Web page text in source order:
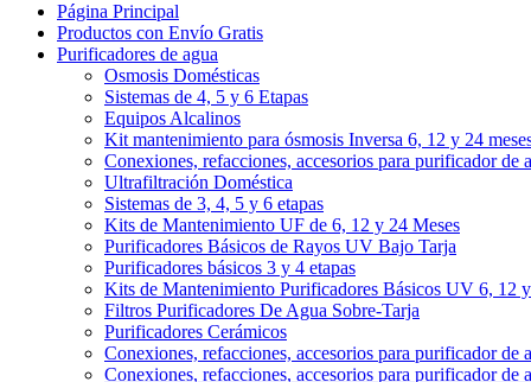
Página Principal
Productos con Envío Gratis
Purificadores de agua
Osmosis Domésticas
Sistemas de 4, 5 y 6 Etapas
Equipos Alcalinos
Kit mantenimiento para ósmosis Inversa 6, 12 y 24
Conexiones, refacciones, accesorios para purificador de
Ultrafiltración Doméstica
Sistemas de 3, 4, 5 y 6 etapas
Kits de Mantenimiento UF de 6, 12 y 24 Meses
Purificadores Básicos de Rayos UV Bajo Tarja
Purificadores básicos 3 y 4 etapas
Kits de Mantenimiento Purificadores Básicos UV 6, 12
Filtros Purificadores De Agua Sobre-Tarja
Purificadores Cerámicos
Conexiones, refacciones, accesorios para purificador de
Conexiones, refacciones, accesorios para purificador de